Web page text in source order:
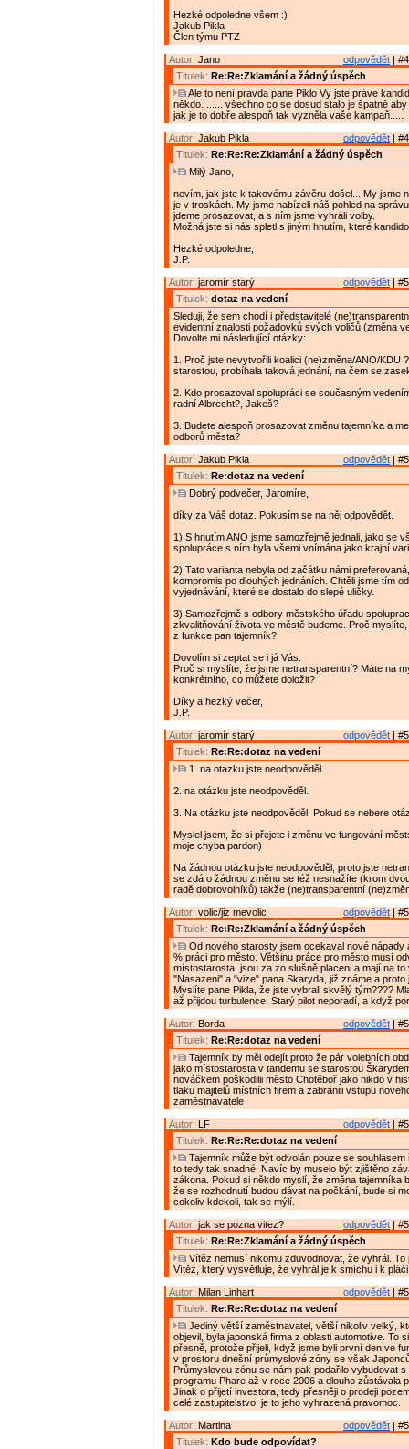
Hezké odpoledne všem :)
Jakub Pikla
Člen týmu PTZ
odpovědět |
Autor: Jano
Titulek: Re:Re:Zklamání a žádný úspěch
Ale to není pravda pane Piklo Vy jste práve
někdo. ...... všechno co se dosud stalo je špatně
jak je to dobře alespoň tak vyzněla vaše kampaň.....
odpovědět |
Autor: Jakub Pikla
Titulek: Re:Re:Re:Zklamání a žádný úspěch
Milý Jano,
nevím, jak jste k takovému závěru došel... My jsme
je v troskách. My jsme nabízeli náš pohled na
jdeme prosazovat, a s ním jsme vyhráli volby.
Možná jste si nás spletl s jiným hnutím, které
Hezké odpoledne,
J.P.
odpovědět |
Autor: jaromír starý
Titulek: dotaz na vedení
Sleduji, že sem chodí i představitelé
evidentní znalosti požadovků svých voličů (změna
Dovolte mi následující otázky:
1. Proč jste nevytvořili koalici (ne)změna/ANO/KDU
starostou, probíhala taková jednání, na čem se
2. Kdo prosazoval spolupráci se současným
radní Albrecht?, Jakeš?
3. Budete alespoň prosazovat změnu tajemníka a
odborů města?
odpovědět |
Autor: Jakub Pikla
Titulek: Re:dotaz na vedení
Dobrý podvečer, Jaromíre,
díky za Váš dotaz. Pokusím se na něj odpovědět.
1) S hnutím ANO jsme samozřejmě jednali, jako se
spolupráce s ním byla všemi vnímána jako krajní
2) Tato varianta nebyla od začátku námi
kompromis po dlouhých jednáních. Chtěli jsme tím
vyjednávání, které se dostalo do slepé uličky.
3) Samozřejmě s odbory městského úřadu
zkvalitňování života ve městě budeme. Proč
z funkce pan tajemník?
Dovolím si zeptat se i já Vás:
Proč si myslíte, že jsme netransparentní? Máte na
konkrétního, co můžete doložit?
Díky a hezký večer,
J.P.
odpovědět |
Autor: jaromír starý
Titulek: Re:Re:dotaz na vedení
1. na otazku jste neodpověděl.
2. na otázku jste neodpověděl.
3. Na otázku jste neodpověděl. Pokud se nebere
Myslel jsem, že si přejete i změnu ve fungování
moje chyba pardon)
Na žádnou otázku jste neodpověděl, proto jste
se zdá o žádnou změnu se též nesnažíte (krom
radě dobrovolníků) takže (ne)transparentní
odpovědět |
Autor: volic/jiz mevolic
Titulek: Re:Re:Zklamání a žádný úspěch
Od nového starosty jsem ocekaval nové nápady
% práci pro město. Většinu práce pro město musí
místostarosta, jsou za zo slušně placeni a mají na
"Nasazeni" a "vize" pana Skaryda, již známe a proto
Myslíte pane Pikla, že jste vybrali skvělý tým????
až přijdou turbulence. Starý pilot neporadí, a když
odpovědět |
Autor: Borda
Titulek: Re:Re:dotaz na vedení
Tajemník by měl odejít proto že pár volebních
jako místostarosta v tandemu se starostou
nováčkem poškodilii město Chotěboř jako nikdo v
tlaku majitelů místních firem a zabránili vstupu
zaměstnavatele
odpovědět |
Autor: LF
Titulek: Re:Re:Re:dotaz na vedení
Tajemník může být odvolán pouze se souhlasem
to tedy tak snadné. Navíc by muselo být zjištěno
zákona. Pokud si někdo myslí, že změna tajemníka
že se rozhodnutí budou dávat na počkání, bude si
cokoliv kdekoli, tak se mýlí.
odpovědět |
Autor: jak se pozna vitez?
Titulek: Re:Re:Zklamání a žádný úspěch
Vítěz nemusí nikomu zduvodnovat, že vyhrál. To
Vítěz, který vysvětluje, že vyhrál je k smíchu i k
odpovědět |
Autor: Milan Linhart
Titulek: Re:Re:Re:dotaz na vedení
Jediný větší zaměstnavatel, větší nikoliv velký,
objevil, byla japonská firma z oblasti automotive. To
přesně, protože přijeli, když jsme byli první den ve
v prostoru dnešní průmyslové zóny se však
Průmyslovou zónu se nám pak podařilo vybudovat
programu Phare až v roce 2006 a dlouho zůstávala
Jinak o přijetí investora, tedy přesněji o prodeji
celé zastupitelstvo, je to jeho vyhrazená pravomoc.
odpovědět |
Autor: Martina
Titulek: Kdo bude odpovídat?